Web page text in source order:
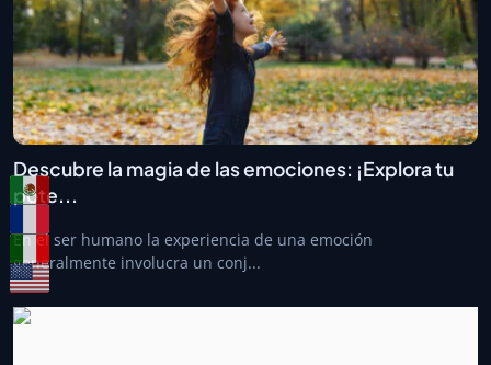
Descubre la magia de las emociones: ¡Explora tu
pote...
En el ser humano la experiencia de una emoción
generalmente involucra un conj...